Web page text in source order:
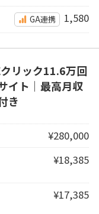
GA連携 1,580
リック11.6万回
イト｜最高月収
き
¥280,000
¥18,385
¥17,385